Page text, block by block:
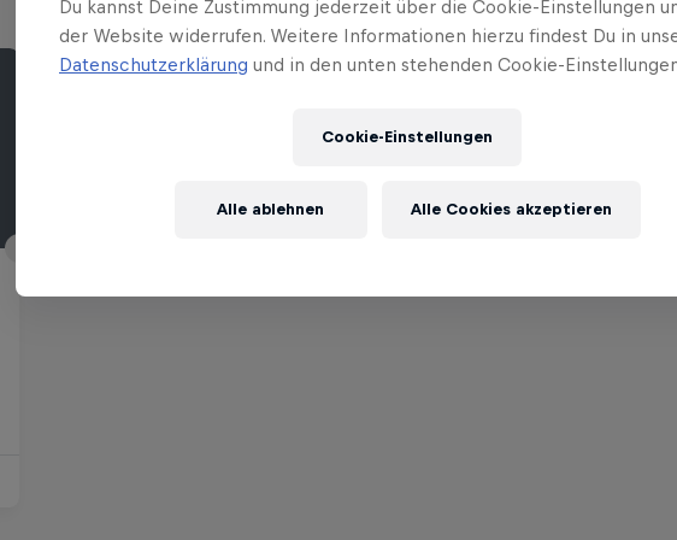
Du kannst Deine Zustimmung jederzeit über die Cookie-Einstellungen
der Website widerrufen. Weitere Informationen hierzu findest Du in
Datenschutzerklärung und in den unten stehenden Cookie-
Cookie-Einstellungen
Alle ablehnen Alle Cookies akzeptieren